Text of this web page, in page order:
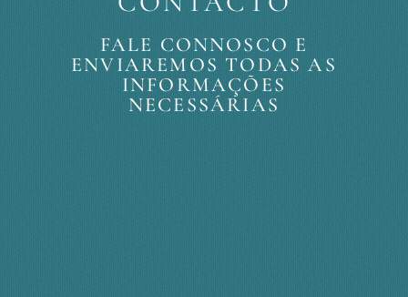
FALE CONNOSCO E
ENVIAREMOS TODAS AS
INFORMAÇÕES
NECESSÁRIAS